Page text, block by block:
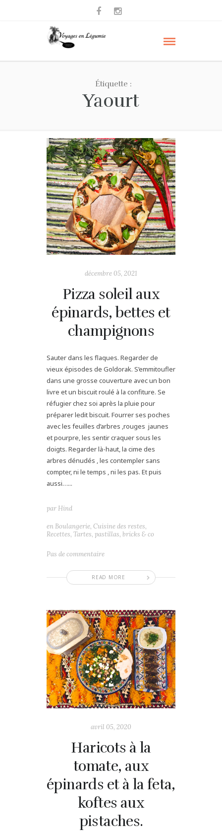
Étiquette :
Yaourt
décembre 05, 2021
Pizza soleil aux
épinards, bettes et
champignons
Sauter dans les flaques. Regarder de
vieux épisodes de Goldorak. S’emmitoufler
dans une grosse couverture avec un bon
livre et un biscuit roulé à la confiture. Se
réfugier chez soi après la pluie pour
préparer ledit biscuit. Fourrer ses poches
avec les feuilles d’arbres ,rouges jaunes
et pourpre, les sentir craquer sous les
doigts. Regarder là-haut, la cime des
arbres dénudés , les contempler sans
compter, ni le temps , ni les pas. Et puis
aussi…...
READ MORE
par Hind
en Boulangerie, Cuisine des restes,
Recettes, Tartes, pastillas, bricks & co
Pas de commentaire
avril 05, 2020
Haricots à la
tomate, aux
épinards et à la feta,
koftes aux
pistaches.